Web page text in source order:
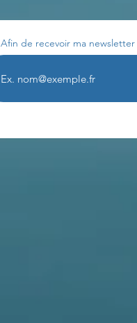
Afin de recevoir ma newsletter